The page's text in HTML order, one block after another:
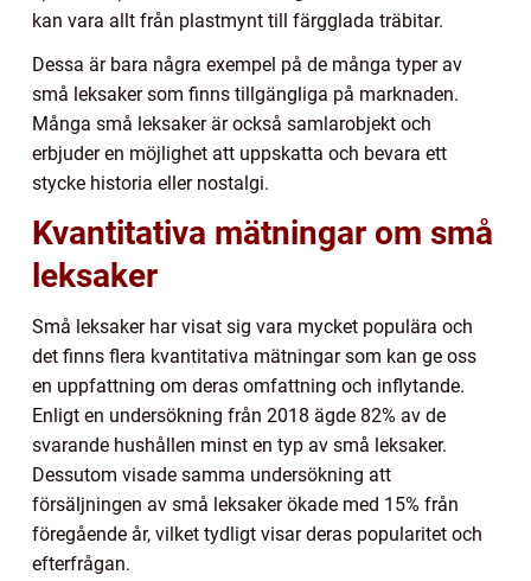
kan vara allt från plastmynt till färgglada träbitar.
Dessa är bara några exempel på de många typer av
små leksaker som finns tillgängliga på marknaden.
Många små leksaker är också samlarobjekt och
erbjuder en möjlighet att uppskatta och bevara ett
stycke historia eller nostalgi.
Kvantitativa mätningar om små
leksaker
Små leksaker har visat sig vara mycket populära och
det finns flera kvantitativa mätningar som kan ge oss
en uppfattning om deras omfattning och inflytande.
Enligt en undersökning från 2018 ägde 82% av de
svarande hushållen minst en typ av små leksaker.
Dessutom visade samma undersökning att
försäljningen av små leksaker ökade med 15% från
föregående år, vilket tydligt visar deras popularitet och
efterfrågan.